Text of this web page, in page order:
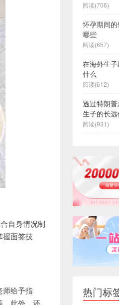
自身情况制
握面签技
给予指
，此外，还
阅读(706)
怀孕期间
哪些
阅读(657)
在海外生
什么
阅读(612)
透过特朗
生子的长远
阅读(931)
热门标